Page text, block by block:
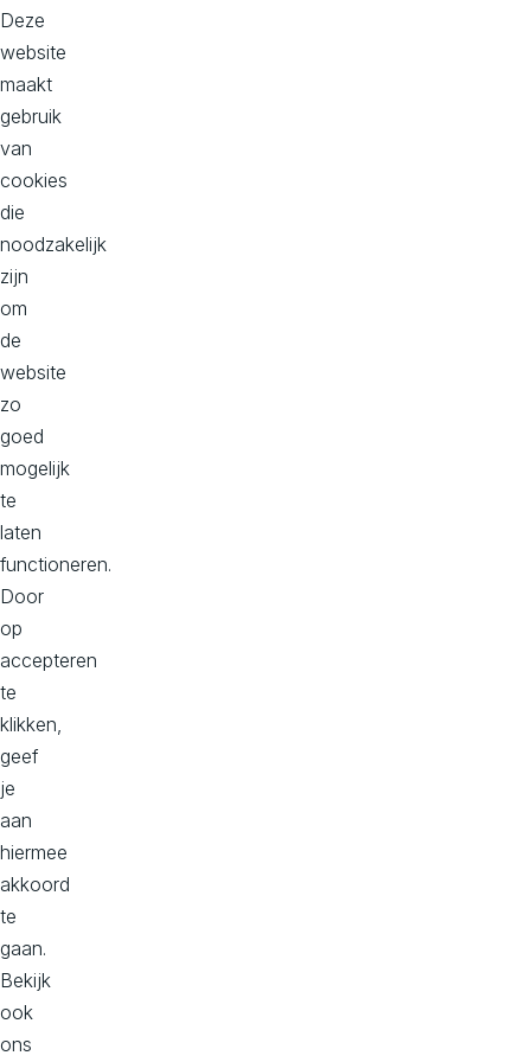
t
i
o
n
s
,
C
o
n
t
i
n
u
o
aanpak
Slimme
die
Bewezen
digitale
expertise
Partner
in
groei
V
in
jo
w
id
al
e
ti
o
n
Deze
website
maakt
gebruik
van
cookies
die
noodzakelijk
zijn
om
de
website
zo
goed
mogelijk
te
laten
functioneren.
Door
op
accepteren
te
klikken,
geef
je
aan
hiermee
akkoord
te
gaan.
Bekijk
ook
ons